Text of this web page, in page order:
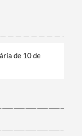
de 10 de